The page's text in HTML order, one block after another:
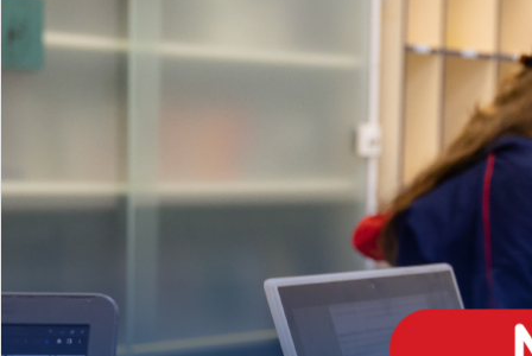
EDUCAÇÃO INFANTIL
Inglês todos os dias
MÉDIO
igh School
Dupla Diplomação